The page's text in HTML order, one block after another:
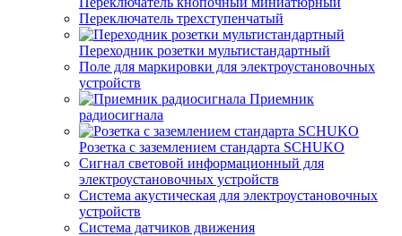
Переключатель трехступенчатый
Переходник розетки мультистандартный
Поле для маркировки для электроустановочных
устройств
Приемник
радиосигнала
Розетка с заземлением стандарта SCHUKO
Сигнал световой информационный для
электроустановочных устройств
Система акустическая для электроустановочных
устройств
Система датчиков движения